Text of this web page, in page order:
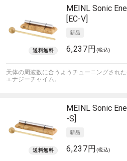
MEINL Sonic
[EC-V]
6,237円 (税込)
天体の周波数に合うようチューニングされ
エナジーチャイム。
MEINL Sonic
-S]
6,237円 (税込)